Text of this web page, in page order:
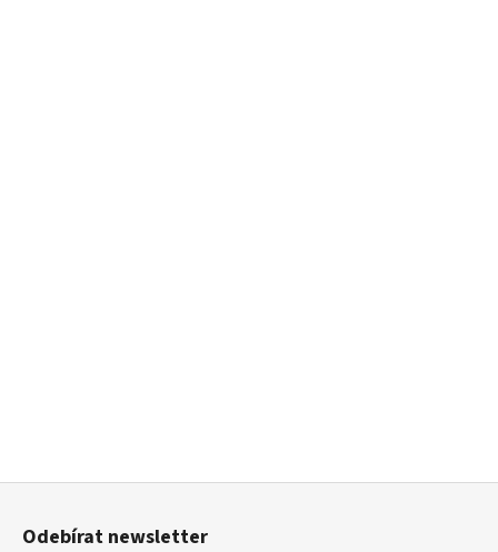
Z
Odebírat newsletter